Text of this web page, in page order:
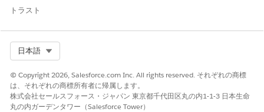
トラスト
日本語
© Copyright 2026, Salesforce.com Inc. All rights reserved. それぞれの商標
は、それぞれの商標所有者に帰属します。
株式会社セールスフォース・ジャパン 東京都千代田区丸の内1-1-3 日本生命
丸の内ガーデンタワー（Salesforce Tower）